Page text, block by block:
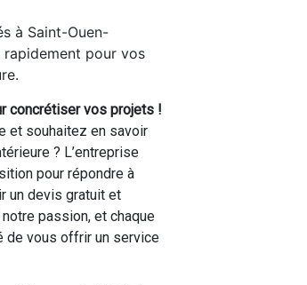
à Saint-Ouen-
rapidement pour vos
concrétiser vos projets !
et souhaitez en savoir
? L’entreprise
pour répondre à
un devis gratuit et
passion, et chaque
de vous offrir un service